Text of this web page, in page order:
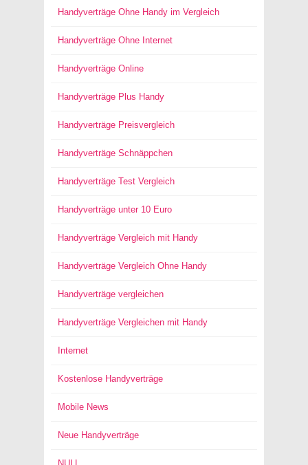
Handyverträge Ohne Handy im Vergleich
Handyverträge Ohne Internet
Handyverträge Online
Handyverträge Plus Handy
Handyverträge Preisvergleich
Handyverträge Schnäppchen
Handyverträge Test Vergleich
Handyverträge unter 10 Euro
Handyverträge Vergleich mit Handy
Handyverträge Vergleich Ohne Handy
Handyverträge vergleichen
Handyverträge Vergleichen mit Handy
Internet
Kostenlose Handyverträge
Mobile News
Neue Handyverträge